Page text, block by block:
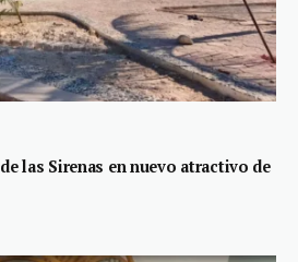
las Sirenas en nuevo atractivo de